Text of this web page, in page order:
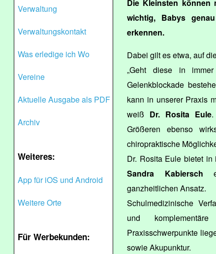
Verwaltung
Verwaltungskontakt
Was erledige ich Wo
Vereine
Aktuelle Ausgabe als PDF
Archiv
Weiteres:
App für iOS und Android
Weitere Orte
Für Werbekunden:
Die Kleinsten
wichtig, Babys
erkennen.
Dabei gilt es etwa, auf
„Geht diese in
Gelenkblockade
kann in unserer Praxis
weiß Dr. Rosita Eule.
Größeren ebenso
chiropraktische
Dr. Rosita Eule bietet in
Sandra Kabiersch
ganzheitlichen Ansatz.
Schulmedizinische
und
Praxisschwerpunkte
sowie Akupunktur.